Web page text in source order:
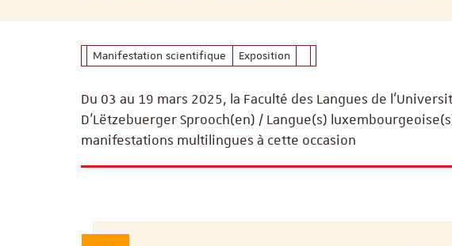
Manifestation scientifique Exposition
Du 03 au 19 mars 2025, la Faculté des Langues de
D’Lëtzebuerger Sprooch(en) / Langue(s)
manifestations multilingues à cette occasion